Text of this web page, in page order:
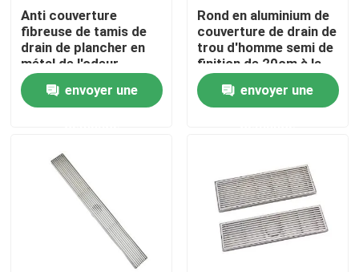
Contrôle de qualité
Contactez-nous
Demandez une citation
Panneau d'acce2s en aluminium
Panneau d'acce2s en acier
Accessoires de cloison sèche
Anti couverture
fibreuse de tamis de
drain de plancher en
métal de l'odeur
ISO9001 pour des
eaux d'égoutenvoyer une
Rond en aluminium de
couverture de drain de
trou d'homme semi de
finition de 20cm à la
place
envoyer une